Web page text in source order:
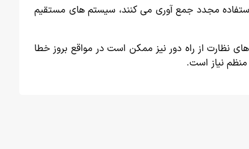
مجدد جمع آوری می کنند، سیستم های مستقیم
نظارت از راه دور نیز ممکن است در مواقع بروز خطا
منظم نیاز است.